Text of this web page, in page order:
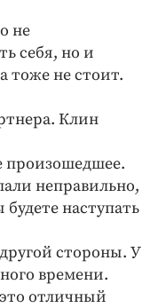
не
себя, но и
тоже не стоит.
Клин
произошедшее.
неправильно,
наступать
стороны. У
времени.
отличный